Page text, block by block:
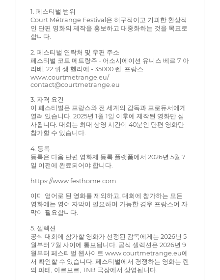
1. 페스티벌 범위
Court Métrange Festival은 허구적이고 기괴한 환상적
인 단편 영화의 제작을 홍보하고 대중화하는 것을 목표로
합니다.
2. 페스티벌 연락처 및 우편 주소
페스티벌 코트 메트랑주 - 어소시에이션 유니스 베르 7 아
리베, 22 뤼 생 헬리에 - 35000 렌, 프랑스
www.courtmetrange.eu/
contact@courtmetrange.eu
3. 자격 요건
이 페스티벌은 프랑스와 전 세계의 감독과 프로듀서에게
열려 있습니다. 2025년 1월 1일 이후에 제작된 영화만 심
사됩니다. 대회는 최대 상영 시간이 40분인 단편 영화만
참가할 수 있습니다.
4. 등록
등록은 다음 단편 영화제 등록 플랫폼에서 2026년 5월 7
일 이전에 완료되어야 합니다.
https://www.festhome.com
이미 영어로 된 영화를 제외하고, 대회에 참가하는 모든
영화에는 영어 자막이 필요하며 가능한 경우 프랑스어 자
막이 필요합니다.
5. 셀렉션
공식 대회에 참가할 영화가 선정된 감독에게는 2026년 5
월부터 7월 사이에 통보됩니다. 공식 셀렉션은 2026년 9
월부터 페스티벌 웹사이트 www.courtmetrange.eu에
서 확인할 수 있습니다. 페스티벌에서 경쟁하는 영화는 렌
의 파테, 아르보르, TNB 극장에서 상영됩니다.